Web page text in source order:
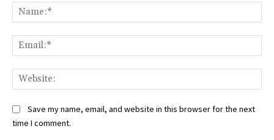
Save my name, email, and website in this browser for the next
time I comment.